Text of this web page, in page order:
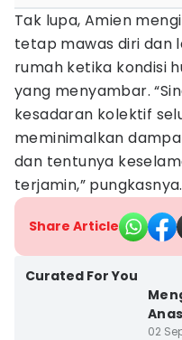
Tak lupa, Amien
tetap mawas diri dan
rumah ketika kondisi
yang menyambar.
kesadaran kolektif
meminimalkan
dan tentunya
terjamin,” pungkasnya.
Share Article
Curated For You
02